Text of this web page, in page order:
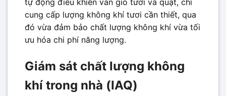
cung cấp lượng không khí tươi cần thiết, qua
đó vừa đảm bảo chất lượng không khí vừa tối
ưu hóa chi phí năng lượng.
Giám sát chất lượng không
khí trong nhà (IAQ)